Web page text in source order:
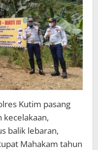
Kutim pasang
kecelakaan,
balik lebaran,
Mahakam tahun